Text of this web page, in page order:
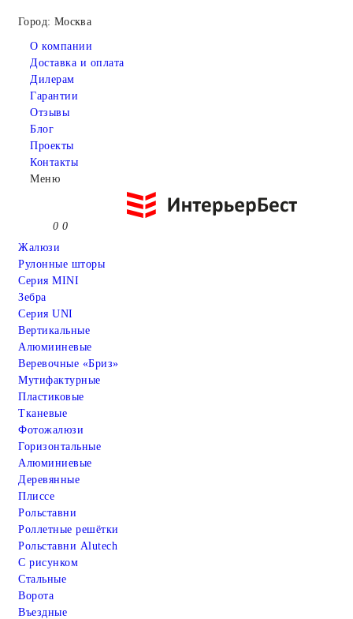
Город: Москва
О компании
Доставка и оплата
Дилерам
Гарантии
Отзывы
Блог
Проекты
Контакты
Меню
0 0
Жалюзи
Рулонные шторы
Серия MINI
Зебра
Серия UNI
Вертикальные
Алюмииневые
Веревочные «Бриз»
Мутифактурные
Пластиковые
Тканевые
Фотожалюзи
Горизонтальные
Алюминиевые
Деревянные
Плиссе
Рольставни
Роллетные решётки
Рольставни Alutech
С рисунком
Стальные
Ворота
Въездные